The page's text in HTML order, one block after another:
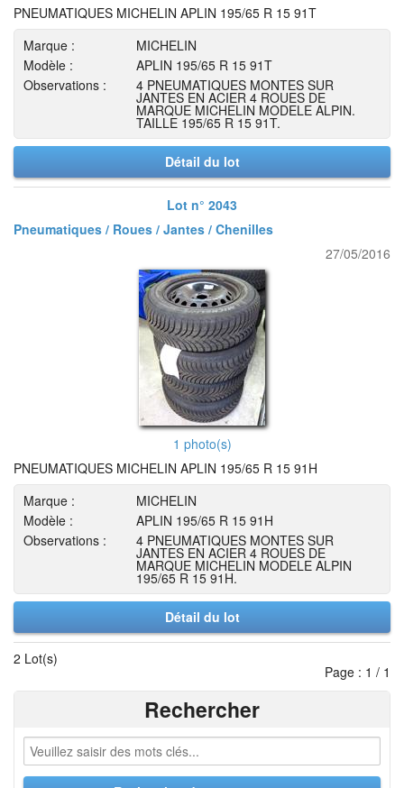
PNEUMATIQUES MICHELIN APLIN 195/65 R 15 91T
Marque :
MICHELIN
Modèle :
APLIN 195/65 R 15 91T
Observations :
4 PNEUMATIQUES MONTES SUR
JANTES EN ACIER 4 ROUES DE
MARQUE MICHELIN MODELE ALPIN.
TAILLE 195/65 R 15 91T.
Détail du lot
Lot n° 2043
Pneumatiques / Roues / Jantes / Chenilles
27/05/2016
1 photo(s)
PNEUMATIQUES MICHELIN APLIN 195/65 R 15 91H
Marque :
MICHELIN
Modèle :
APLIN 195/65 R 15 91H
Observations :
4 PNEUMATIQUES MONTES SUR
JANTES EN ACIER 4 ROUES DE
MARQUE MICHELIN MODELE ALPIN
195/65 R 15 91H.
Détail du lot
2 Lot(s)
Page : 1 / 1
Rechercher